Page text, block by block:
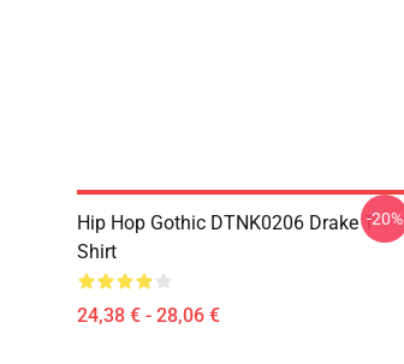
Hip Hop Gothic DTNK0206 Drake T-
Shirt
24,38 € - 28,06 €
-20%